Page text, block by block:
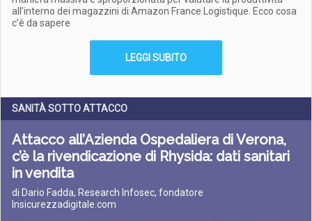
all’interno dei magazzini di Amazon France Logistique. Ecco cosa
c’è da sapere
LEGGI SUBITO
SANITÀ SOTTO ATTACCO
Attacco all’Azienda Ospedaliera di Verona,
c’è la rivendicazione di Rhysida: dati sanitari
in vendita
di Dario Fadda, Research Infosec, fondatore
Insicurezzadigitale.com